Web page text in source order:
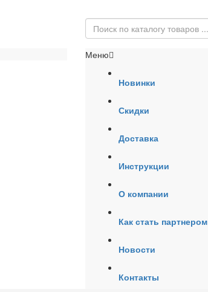
Меню
Новинки
Скидки
Доставка
Инструкции
О компании
Как стать партнером
Новости
Контакты